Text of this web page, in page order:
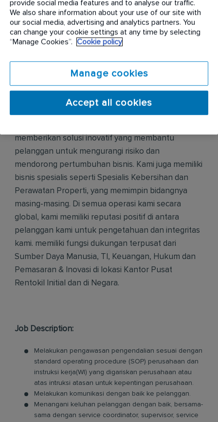
Rentokil Pest Control adalah perusahaan
pengendalian hama komersial terkemuka di dunia,
yang beroperasi di 70 negara dan berada di
peringkat 3 teratas di 65 negara tersebut. Berada di
peringkat 3 teratas di 38 dari 44 negara tempat
kami beroperasi, Initial Hygiene adalah pemimpin
pasar yang menyediakan layanan berkualitas, rajin,
memberikan solusi inovatif yang membantu
pelanggan untuk mengurangi risiko dan
mendorong pertumbuhan bisnis. Kami juga memiliki
bisnis spesialis seperti Spesialis Kebersihan dan
Perawatan Properti, yang memimpin bidangnya
masing-masing. Di semua operasi kami secara
global, kami memiliki reputasi positif di antara
pelanggan kami untuk pengetahuan dan integritas
kami. memiliki fungsi dukungan terpusat dari
Sumber Daya Manusia, TI, Keuangan, Hukum dan
Pemasaran & Inovasi di lokasi Kantor Pusat
Rentokil Initial dan di Negara.
Job Description:
Melakukan pengawasan pengendalian sesuai dengan
standard operating procedure (SOP) perusahaan dan
instruksi kerja(WI) yang digariskan perusahaan atau
atas intruksi atasan untuk kepentingan perusahaan.
Melakukan komunikasi dengan baik ke pelanggan.
Menangani keluhan pelanggan dengan baik, bersama-
sama dengan service coordinator, supervisor, service
provide social media features and to analyse our traffic.
We also share information about your use of our site with
our social media, advertising and analytics partners. You
can change your cookie settings at any time by selecting
“Manage Cookies”. Cookie policy
Manage cookies
Accept all cookies